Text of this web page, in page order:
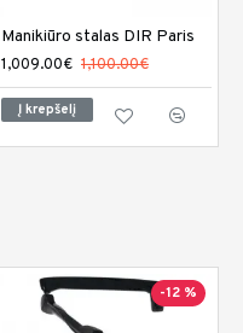
Manikiūro stalas DIR Paris
1,009.00€ 1,100.00€
Į krepšelį
-12 %